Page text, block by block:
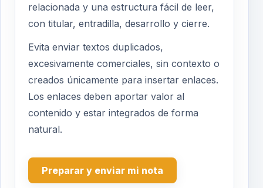
relacionada y una estructura fácil de leer,
con titular, entradilla, desarrollo y cierre.
Evita enviar textos duplicados,
excesivamente comerciales, sin contexto o
creados únicamente para insertar enlaces.
Los enlaces deben aportar valor al
contenido y estar integrados de forma
natural.
Preparar y enviar mi nota